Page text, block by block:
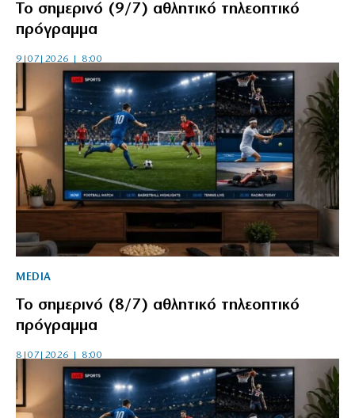
Το σημερινό (9/7) αθλητικό τηλεοπτικό
πρόγραμμα
9|07|2026 | 8:00
MEDIA
Το σημερινό (8/7) αθλητικό τηλεοπτικό
πρόγραμμα
8|07|2026 | 8:00